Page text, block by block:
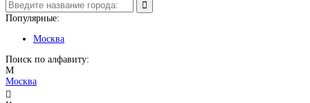
Популярные:
Москва
Поиск по алфавиту:
М
Москва
